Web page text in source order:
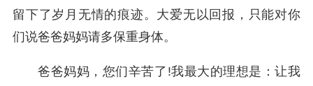
留下了岁月无情的痕迹。大爱无以回报，只能对你
们说爸爸妈妈请多保重身体。
爸爸妈妈，您们辛苦了!我最大的理想是：让我